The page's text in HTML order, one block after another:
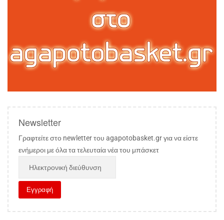
Newsletter
Γραφτείτε στο newletter του agapotobasket.gr για να είστε
ενήμεροι με όλα τα τελευταία νέα του μπάσκετ